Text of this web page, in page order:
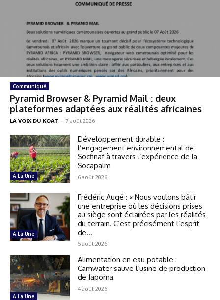
Communiqué
Pyramid Browser & Pyramid Mail : deux
plateformes adaptées aux réalités africaines
LA VOIX DU KOAT - 7 août 2026
A La Une
Développement durable :
l’engagement environnemental de
Socfinaf à travers l’expérience de la
Socapalm
6 août 2026
A La Une
Frédéric Augé : « Nous voulons bâtir
une entreprise où les décisions prises
au siège sont éclairées par les réalités
du terrain. C’est précisément l’esprit
de...
5 août 2026
A La Une
Alimentation en eau potable :
Camwater sauve l’usine de production
de Japoma
4 août 2026